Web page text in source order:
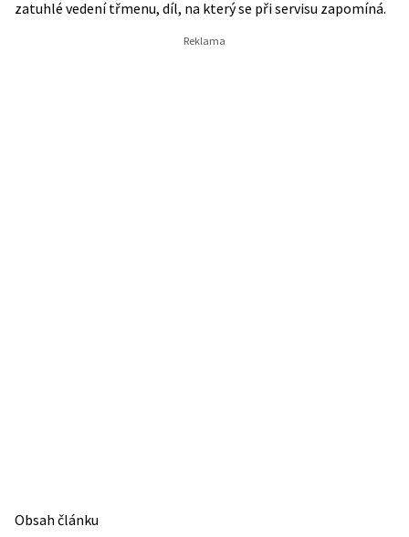
zatuhlé vedení třmenu, díl, na který se při servisu zapomíná.
Obsah článku